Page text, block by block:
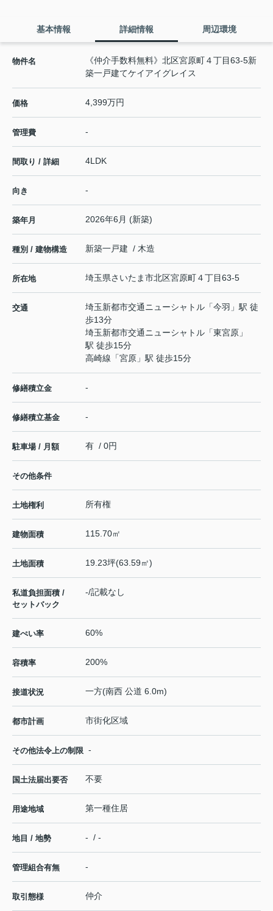
基本情報 詳細情報 周辺環境
物件名
《仲介手数料無料》北区宮原町４丁目63-5新
築一戸建てケイアイグレイス
価格 4,399万円
管理費 -
間取り / 詳細 4LDK
向き -
築年月 2026年6月 (新築)
種別 / 建物構造 新築一戸建 / 木造
所在地 埼玉県さいたま市北区宮原町４丁目63-5
交通 埼玉新都市交通ニューシャトル 「今羽 」駅 徒
歩13分
埼玉新都市交通ニューシャトル 「東宮原 」
駅 徒歩15分
高崎線 「宮原 」駅 徒歩15分
修繕積立金 -
修繕積立基金 -
駐車場 / 月額 有 / 0円
その他条件
土地権利 所有権
建物面積 115.70㎡
土地面積 19.23坪(63.59㎡)
私道負担面積 /
セットバック
-/記載なし
建ぺい率 60%
容積率 200%
接道状況 一方(南西 公道 6.0m)
都市計画 市街化区域
その他法令上の制限 -
国土法届出要否 不要
用途地域 第一種住居
地目 / 地勢 - / -
管理組合有無 -
取引態様 仲介